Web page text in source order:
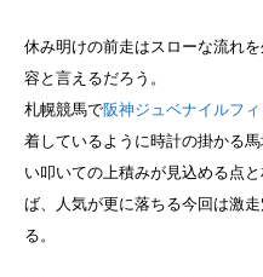
休み明けの前走はスローな流れ
容と言えるだろう。
札幌競馬で阪神ジュベナイルフ
着しているように時計の掛かる
い叩いての上積みが見込める点
ば、人気が更に落ちる今回は激
る。